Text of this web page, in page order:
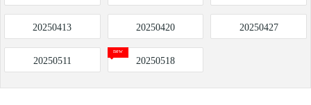
20250413 20250420 20250427
20250511 20250518